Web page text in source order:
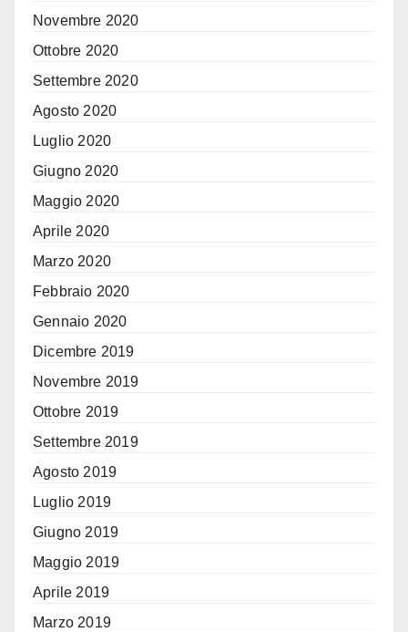
Novembre 2020
Ottobre 2020
Settembre 2020
Agosto 2020
Luglio 2020
Giugno 2020
Maggio 2020
Aprile 2020
Marzo 2020
Febbraio 2020
Gennaio 2020
Dicembre 2019
Novembre 2019
Ottobre 2019
Settembre 2019
Agosto 2019
Luglio 2019
Giugno 2019
Maggio 2019
Aprile 2019
Marzo 2019